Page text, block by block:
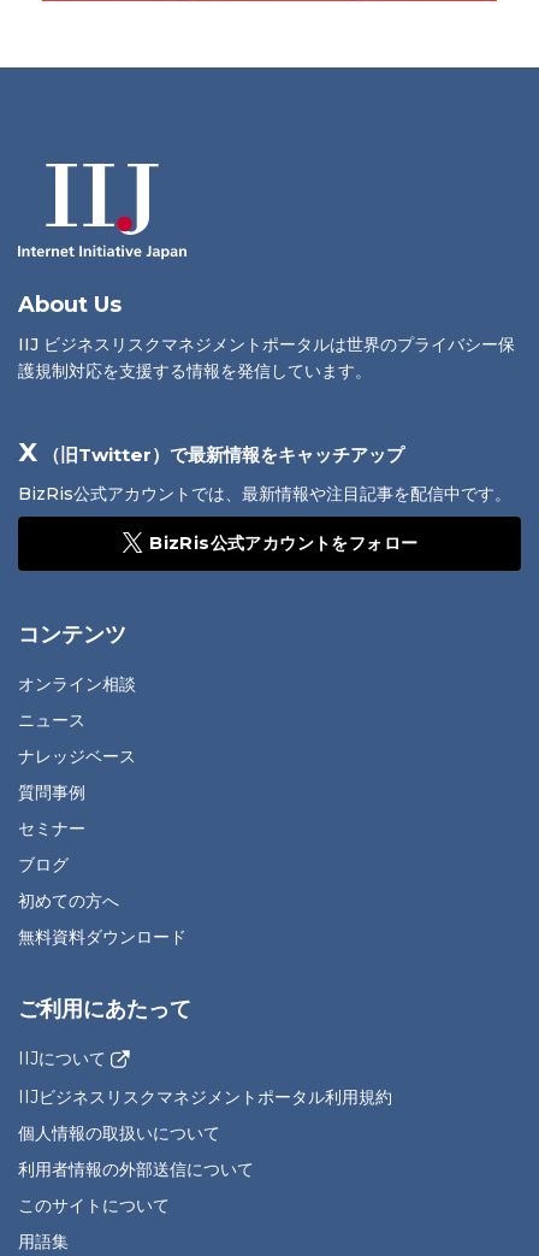
About Us
IIJ ビジネスリスクマネジメントポータルは世界のプライバシー保
護規制対応を支援する情報を発信しています。
X （旧Twitter）で最新情報をキャッチアップ
BizRis公式アカウントでは、最新情報や注目記事を配信中です。
BizRis公式アカウントをフォロー
コンテンツ
オンライン相談
ニュース
ナレッジベース
質問事例
セミナー
ブログ
初めての方へ
無料資料ダウンロード
ご利用にあたって
IIJについて
IIJビジネスリスクマネジメントポータル利用規約
個人情報の取扱いについて
利用者情報の外部送信について
このサイトについて
用語集